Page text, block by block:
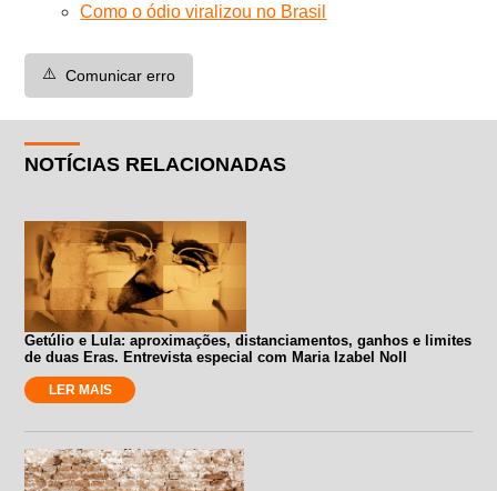
Como o ódio viralizou no Brasil
⚠️ Comunicar erro
NOTÍCIAS RELACIONADAS
Getúlio e Lula: aproximações, distanciamentos, ganhos e limites
de duas Eras. Entrevista especial com Maria Izabel Noll
LER MAIS